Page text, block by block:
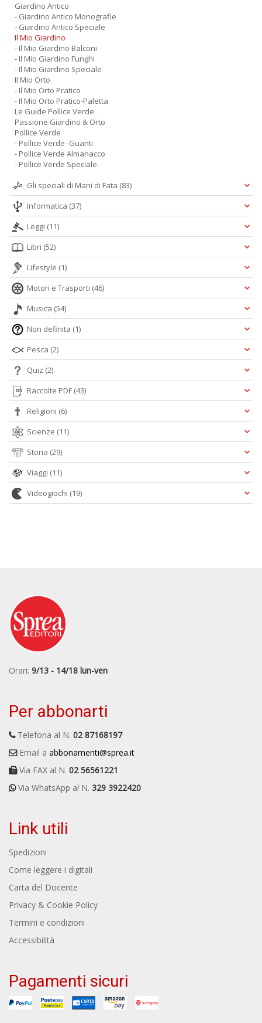
Giardino Antico
- Giardino Antico Monografie
- Giardino Antico Speciale
Il Mio Giardino
- Il Mio Giardino Balconi
- Il Mio Giardino Funghi
- Il Mio Giardino Speciale
Il Mio Orto
- Il Mio Orto Pratico
- Il Mio Orto Pratico-Paletta
Le Guide Pollice Verde
Passione Giardino & Orto
Pollice Verde
- Pollice Verde -Guanti
- Pollice Verde Almanacco
- Pollice Verde Speciale
Gli speciali di Mani di Fata (83)
Informatica (37)
Leggi (11)
Libri (52)
Lifestyle (1)
Motori e Trasporti (46)
Musica (54)
Non definita (1)
Pesca (2)
Quiz (2)
Raccolte PDF (43)
Religioni (6)
Scienze (11)
Storia (29)
Viaggi (11)
Videogiochi (19)
Orari: 9/13 - 14/18 lun-ven
Per abbonarti
Telefona al N. 02 87168197
Email a abbonamenti@sprea.it
Via FAX al N. 02 56561221
Via WhatsApp al N. 329 3922420
Link utili
Spedizioni
Come leggere i digitali
Carta del Docente
Privacy & Cookie Policy
Termini e condizioni
Accessibilità
Pagamenti sicuri